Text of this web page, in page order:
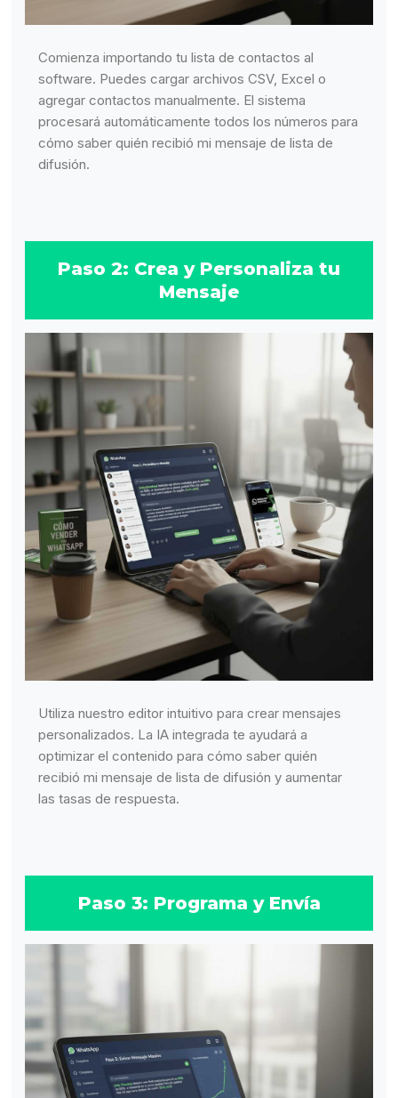
Comienza importando tu lista de contactos al
software. Puedes cargar archivos CSV, Excel o
agregar contactos manualmente. El sistema
procesará automáticamente todos los números para
cómo saber quién recibió mi mensaje de lista de
difusión.
Paso 2: Crea y Personaliza tu
Mensaje
Utiliza nuestro editor intuitivo para crear mensajes
personalizados. La IA integrada te ayudará a
optimizar el contenido para cómo saber quién
recibió mi mensaje de lista de difusión y aumentar
las tasas de respuesta.
Paso 3: Programa y Envía